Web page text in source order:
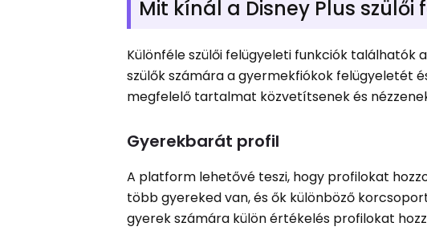
Mit kínál a Disney Plus szülői
Különféle szülői felügyeleti funkciók találhatók
szülők számára a gyermekfiókok felügyeletét
megfelelő tartalmat közvetítsenek és
Gyerekbarát profil
A platform lehetővé teszi, hogy profilokat
több gyereked van, és ők különböző
gyerek számára külön értékelés profilokat